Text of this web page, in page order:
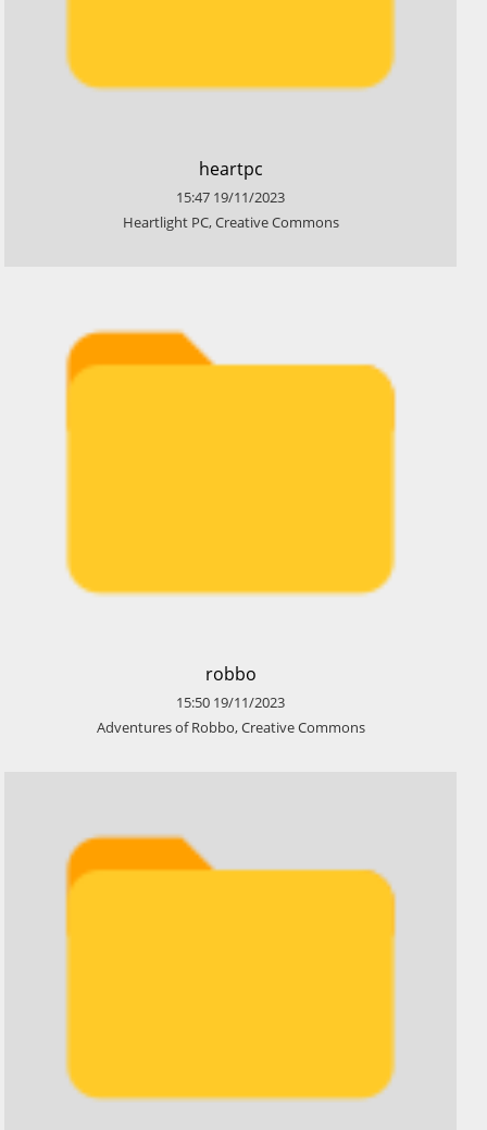
​heartpc
15:47 19/11/2023
​Heartlight PC, Creative Commons
​robbo
15:50 19/11/2023
​Adventures of Robbo, Creative Commons